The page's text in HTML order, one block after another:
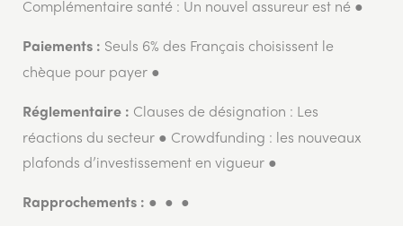
Complémentaire santé : Un nouvel assureur est né ●
Paiements : Seuls 6% des Français choisissent le
chèque pour payer ●
Réglementaire : Clauses de désignation : Les
réactions du secteur ● Crowdfunding : les nouveaux
plafonds d’investissement en vigueur ●
Rapprochements : ● ● ●